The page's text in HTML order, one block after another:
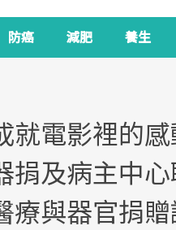
防癌 減肥 養生
就電影裡的
捐及病主中
療與器官捐